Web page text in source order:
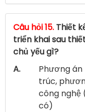
Câu hỏi 15. Thiết
triển khai sau
chủ yếu gì?
A.
Phương án
trúc,
công nghệ
có)